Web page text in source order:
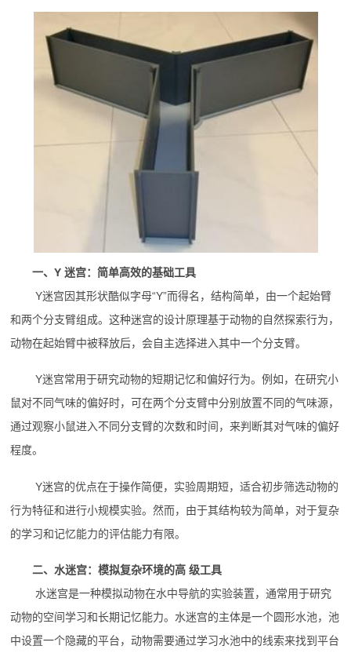
一、Y 迷宫：简单高效的基础工具
Y迷宫因其形状酷似字母“Y”而得名，结构简单，由一个起始臂
和两个分支臂组成。这种迷宫的设计原理基于动物的自然探索行为，
动物在起始臂中被释放后，会自主选择进入其中一个分支臂。
Y迷宫常用于研究动物的短期记忆和偏好行为。例如，在研究小
鼠对不同气味的偏好时，可在两个分支臂中分别放置不同的气味源，
通过观察小鼠进入不同分支臂的次数和时间，来判断其对气味的偏好
程度。
Y迷宫的优点在于操作简便，实验周期短，适合初步筛选动物的
行为特征和进行小规模实验。然而，由于其结构较为简单，对于复杂
的学习和记忆能力的评估能力有限。
二、水迷宫：模拟复杂环境的高 级工具
水迷宫是一种模拟动物在水中导航的实验装置，通常用于研究
动物的空间学习和长期记忆能力。水迷宫的主体是一个圆形水池，池
中设置一个隐藏的平台，动物需要通过学习水池中的线索来找到平台